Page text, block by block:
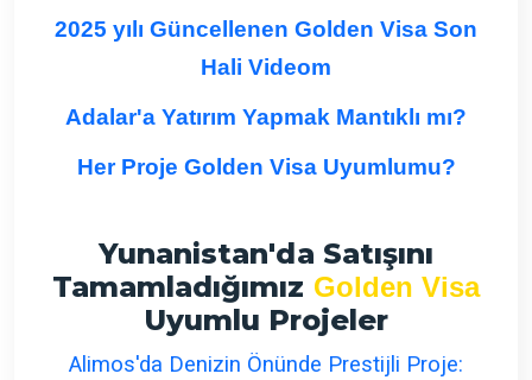
2025 yılı Güncellenen Golden Visa Son
Hali Videom
Adalar'a Yatırım Yapmak Mantıklı mı?
Her Proje Golden Visa Uyumlumu?
Yunanistan'da Satışını
Tamamladığımız Golden Visa
Uyumlu Projeler
Alimos'da Denizin Önünde Prestijli Proje: